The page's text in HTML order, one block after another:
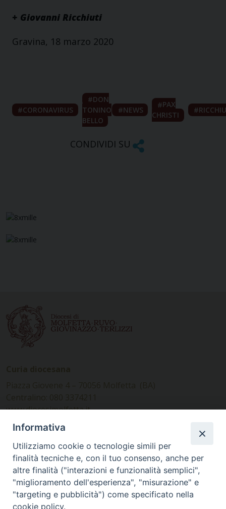
+ Giovanni Ricchiuti
Gravina, 18 marzo 2020
CORONAVIRUS
DON
TONINO
BELLO
NEWS
PAX
CHRISTI
CONDIVIDI SU
www.diocesimolfetta.it –
diocesimolfetta@pec.chiesacattolica.it
Ufficio Comunicazioni sociali
Piazza Giovene 4 – 70056 Molfetta (BA)
comunicazionisociali@diocesimolfetta.it
Informativa
Utilizziamo cookie o tecnologie simili per
finalità tecniche e, con il tuo consenso, anche per
altre finalità ("interazioni e funzionalità semplici",
"miglioramento dell'esperienza", "misurazione" e
"targeting e pubblicità") come specificato nella
cookie policy.